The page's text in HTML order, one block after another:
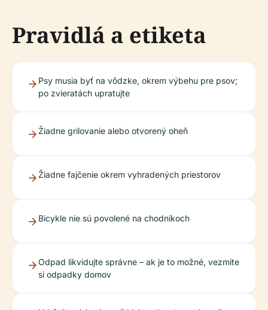
Pravidlá a etiketa
Psy musia byť na vôdzke, okrem výbehu pre psov;
po zvieratách upratujte
Žiadne grilovanie alebo otvorený oheň
Žiadne fajčenie okrem vyhradených priestorov
Bicykle nie sú povolené na chodníkoch
Odpad likvidujte správne – ak je to možné, vezmite
si odpadky domov